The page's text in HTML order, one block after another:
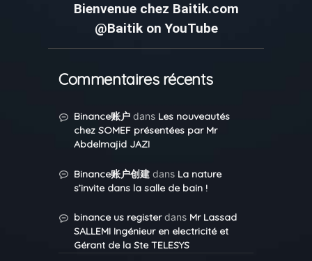
Bienvenue chez Baitik.com
@Baitik on YouTube
Commentaires récents
Binance账户dans Les nouveautés
chez SOMEF présentées par Mr
Abdelmajid JAZI
Binance账户创建dans La nature
s’invite dans la salle de bain !
binance us registerdans Mr Lassad
SALLEMI Ingénieur en electricité et
Gérant de la Ste TELESYS